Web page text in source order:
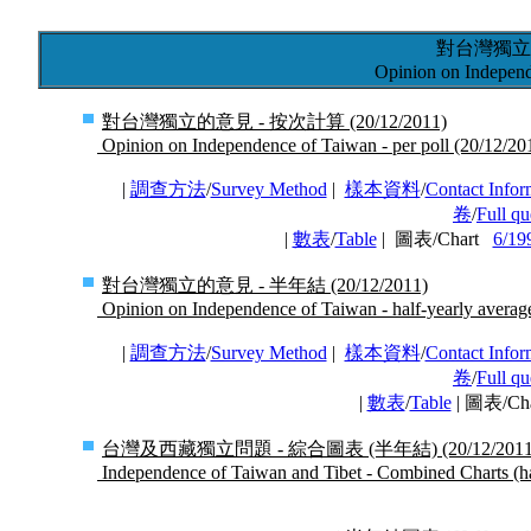
對台灣獨
Opinion on
對台灣獨立的意見 - 按次計算 (20/12/2011)
Opinion on Independence of Taiwan - per poll (20/12/
| 調查方法/Survey Method | 樣本資料/Contact
卷/Full
| 數表/Table| 圖表/Chart 6/
對台灣獨立的意見 - 半年結 (20/12/2011)
Opinion on Independence of Taiwan - half-yearly
| 調查方法/Survey Method | 樣本資料/Contact
卷/Full
| 數表/Table| 圖表/
台灣及西藏獨立問題 - 綜合圖表 (半年結) (20/12/
Independence of Taiwan and Tibet - Combined Charts